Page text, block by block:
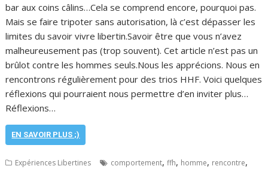
bar aux coins câlins…Cela se comprend encore, pourquoi pas.
Mais se faire tripoter sans autorisation, là c’est dépasser les
limites du savoir vivre libertin.Savoir être que vous n’avez
malheureusement pas (trop souvent). Cet article n’est pas un
brûlot contre les hommes seuls.Nous les apprécions. Nous en
rencontrons régulièrement pour des trios HHF. Voici quelques
réflexions qui pourraient nous permettre d’en inviter plus…
Réflexions…
EN SAVOIR PLUS ;)
Expériences Libertines comportement,ffh, homme, rencontre,